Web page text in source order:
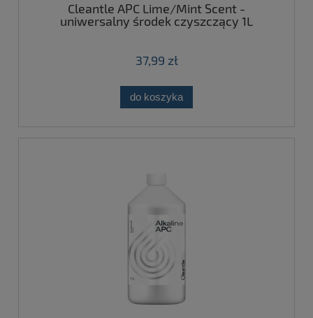
Cleantle APC Lime/Mint Scent -
uniwersalny środek czyszczący 1L
37,99 zł
do koszyka